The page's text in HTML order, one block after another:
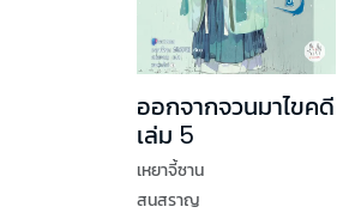
ออกจากจวนมาไขคดี
เล่ม 5
เหยาจี้ซาน
สนสราญ